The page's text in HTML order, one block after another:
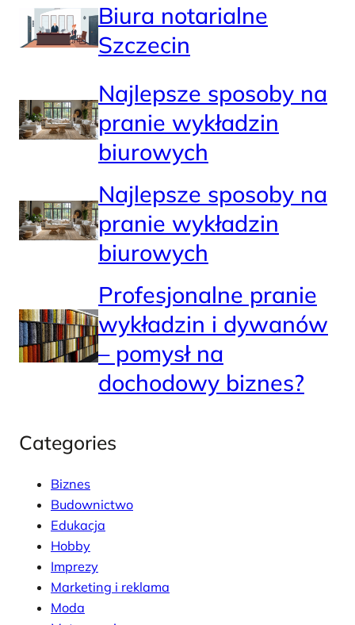
Biura notarialne
Szczecin
Najlepsze sposoby na
pranie wykładzin
biurowych
Najlepsze sposoby na
pranie wykładzin
biurowych
Profesjonalne pranie
wykładzin i dywanów
– pomysł na
dochodowy biznes?
Categories
Biznes
Budownictwo
Edukacja
Hobby
Imprezy
Marketing i reklama
Moda